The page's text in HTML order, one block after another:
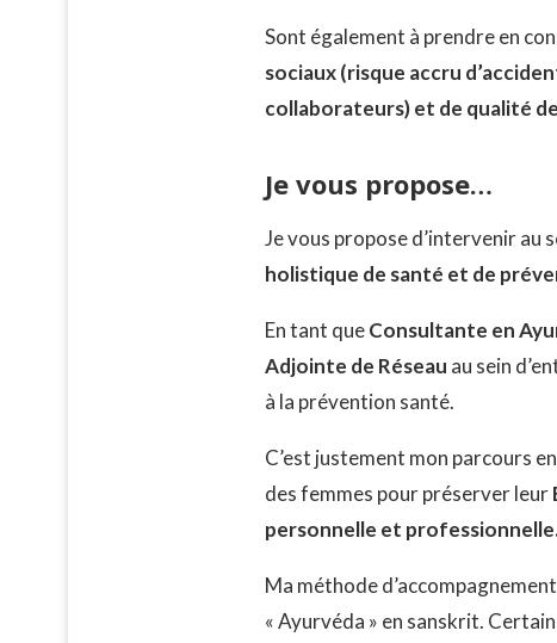
Sont également à prendre en
sociaux (risque accru
collaborateurs) et de qualité
Je vous propose…
Je vous propose d’intervenir au
holistique de santé et de
En tant queConsultante en
Adjointe de Réseau au sein
à la prévention santé.
C’est justement mon parcours
des femmes pour préserver leur
personnelle et
Ma méthode
« Ayurvéda » en sanskrit.